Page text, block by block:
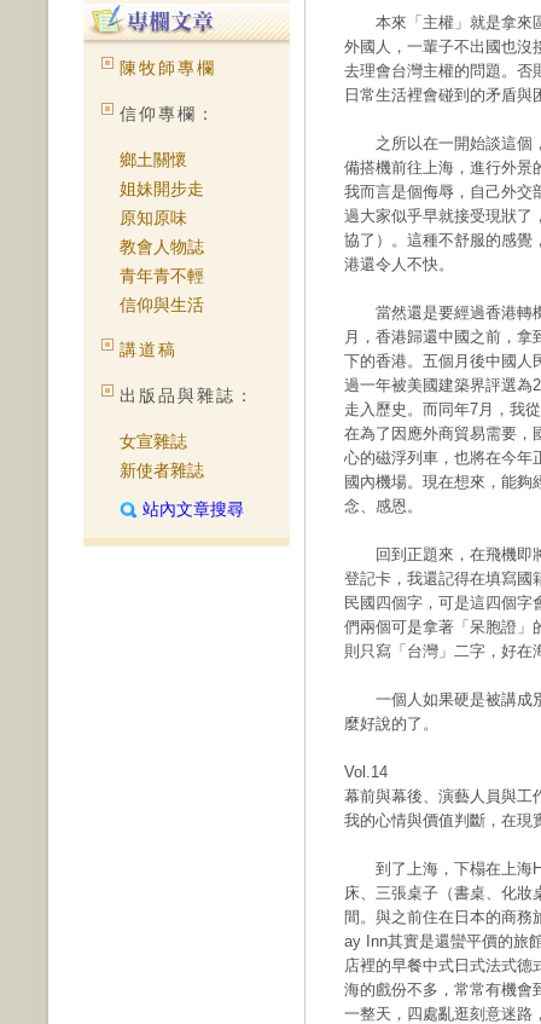
陳牧師專欄
信仰專欄：
鄉土關懷
姐妹開步走
原知原味
教會人物誌
青年青不輕
信仰與生活
講道稿
出版品與雜誌：
女宣雜誌
新使者雜誌
站內文章搜尋
本來「主權」就是拿來區
外國人，一輩子不出國也沒
去理會台灣主權的問題。否
日常生活裡會碰到的矛盾與
之所以在一開始談這個，
備搭機前往上海，進行外景
我而言是個侮辱，自己外交
過大家似乎早就接受現狀了
協了）。這種不舒服的感覺
港還令人不快。
當然還是要經過香港轉機
月，香港歸還中國之前，
下的香港。五個月後中國人
過一年被美國建築界評選為
走入歷史。而同年7月，我
在為了因應外商貿易需要，
心的磁浮列車，也將在今年
國內機場。現在想來，能
念、感恩。
回到正題來，在飛機即將
登記卡，我還記得在填寫國
民國四個字，可是這四個
們兩個可是拿著「呆胞證」
則只寫「台灣」二字，好在
一個人如果硬是被講成別
麼好說的了。
Vol.14
幕前與幕後、演藝人員與工
我的心情與價值判斷，在現
到了上海，下榻在上海
床、三張桌子（書桌、化妝
間。與之前住在日本的商務
ay Inn其實是還蠻平價的旅
店裡的早餐中式日式法式
海的戲份不多，常常有機會
一整天，四處亂逛刻意迷路